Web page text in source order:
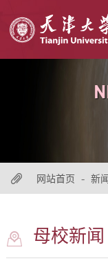
网站首页 - 新
母校新闻